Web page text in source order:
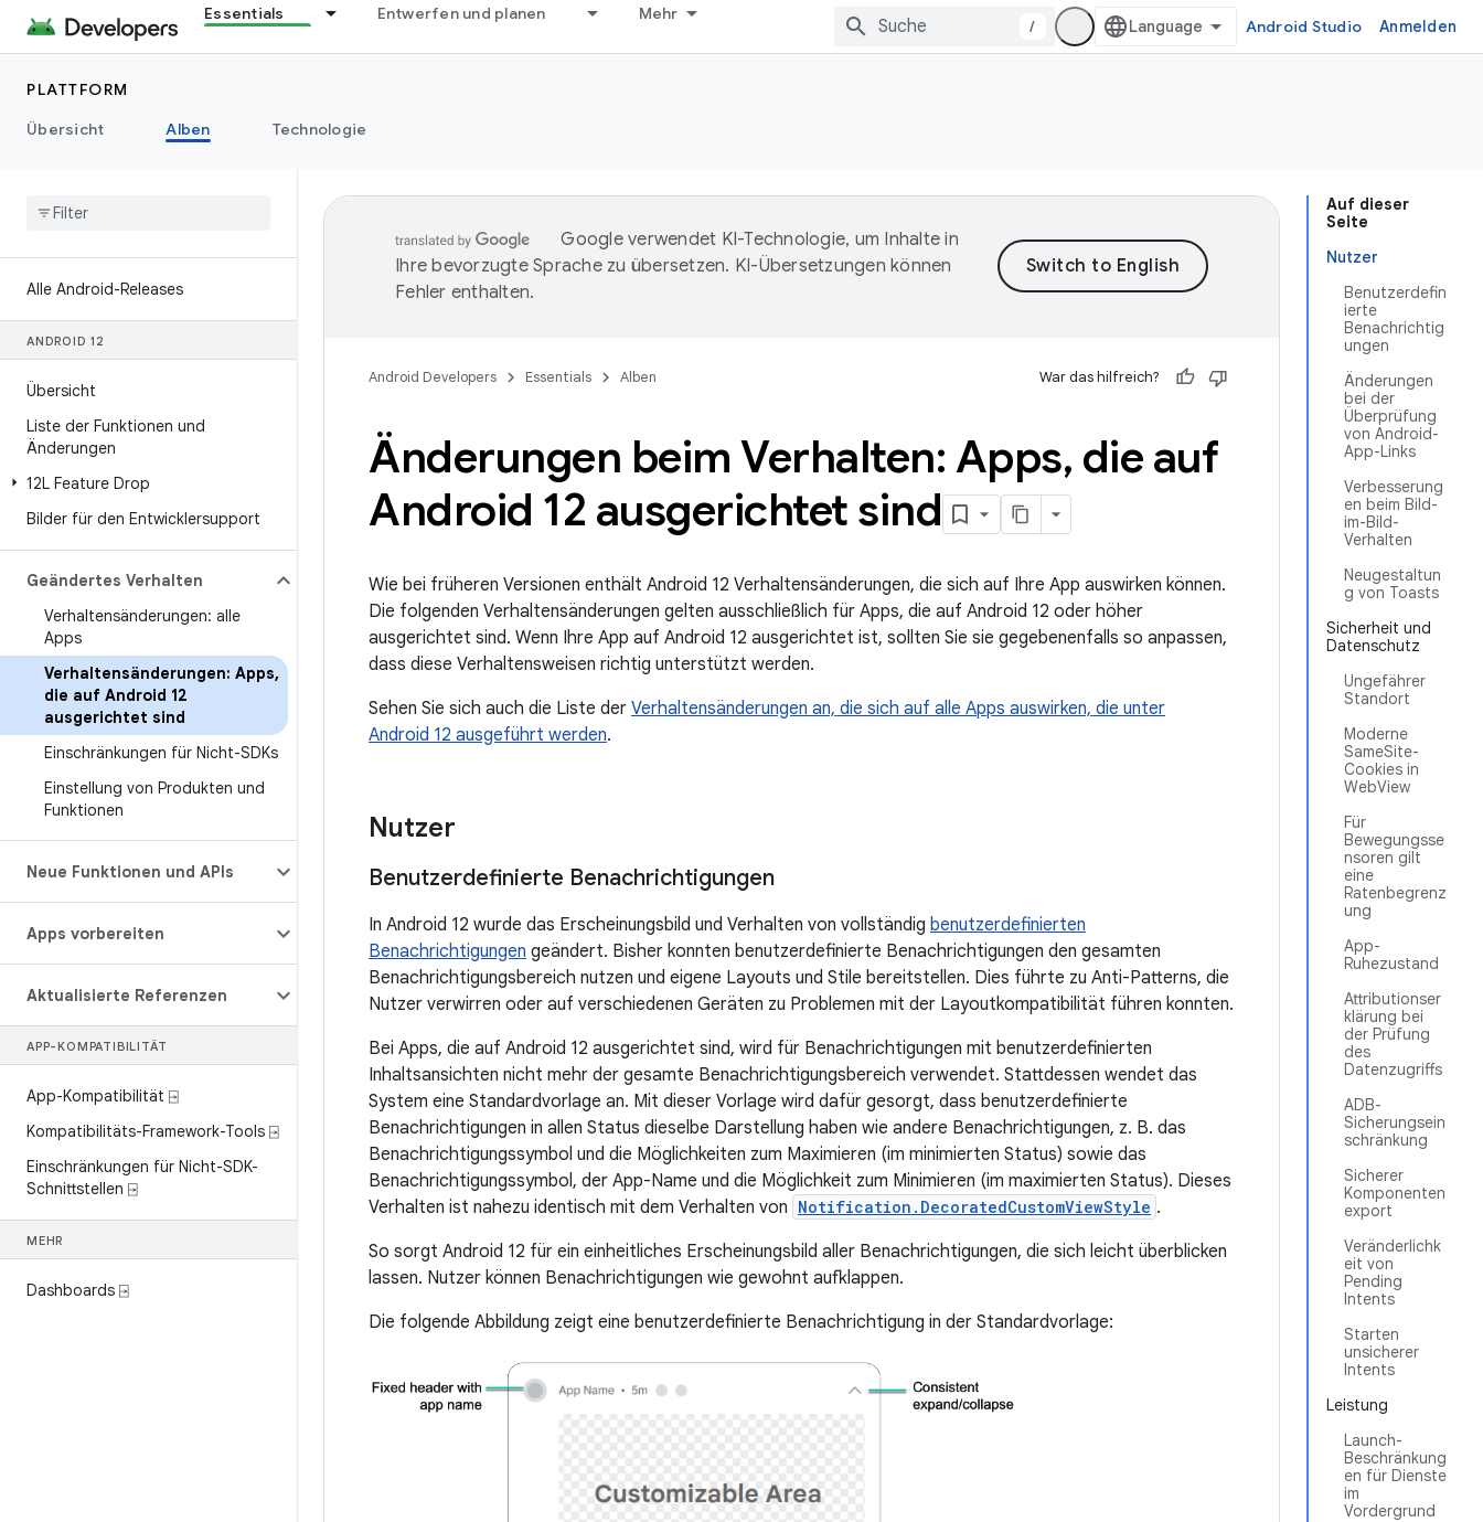
Essentials Entwerfen und planen Mehr
/ Android Studio Anmelden
PLATTFORM
Übersicht
Alben Technologie
Alle Android-Releases
ANDROID 12
Übersicht
Liste der Funktionen und
Änderungen
12L Feature Drop
Bilder für den Entwicklersupport
Geändertes Verhalten
Verhaltensänderungen: alle
Apps
Verhaltensänderungen: Apps,
die auf Android 12
ausgerichtet sind
Einschränkungen für Nicht-SDKs
Einstellung von Produkten und
Funktionen
Neue Funktionen und APIs
Apps vorbereiten
Aktualisierte Referenzen
APP-KOMPATIBILITÄT
App-Kompatibilität ⍈
Kompatibilitäts-Framework-Tools ⍈
Einschränkungen für Nicht-SDK-
Schnittstellen ⍈
MEHR
Dashboards ⍈
Auf dieser
Seite
Nutzer
Benutzerdefin
ierte
Benachrichtig
ungen
Änderungen
bei der
Überprüfung
von Android-
App-Links
Verbesserung
en beim Bild-
im-Bild-
Verhalten
Neugestaltun
g von Toasts
Sicherheit und
Datenschutz
Ungefährer
Standort
Moderne
SameSite-
Cookies in
WebView
Für
Bewegungsse
nsoren gilt
eine
Ratenbegrenz
ung
App-
Ruhezustand
Attributionser
klärung bei
der Prüfung
des
Datenzugriffs
ADB-
Sicherungsein
schränkung
Sicherer
Komponenten
export
Veränderlichk
eit von
Pending
Intents
Starten
unsicherer
Intents
Leistung
Launch-
Beschränkung
en für Dienste
im
Vordergrund
Google verwendet KI-Technologie, um Inhalte in
Ihre bevorzugte Sprache zu übersetzen. KI-Übersetzungen können
Fehler enthalten.
Android Developers Essentials Alben War das hilfreich?
Änderungen beim Verhalten: Apps, die auf
Android 12 ausgerichtet sind
Wie bei früheren Versionen enthält Android 12 Verhaltensänderungen, die sich auf Ihre App auswirken können.
Die folgenden Verhaltensänderungen gelten ausschließlich für Apps, die auf Android 12 oder höher
ausgerichtet sind. Wenn Ihre App auf Android 12 ausgerichtet ist, sollten Sie sie gegebenenfalls so anpassen,
dass diese Verhaltensweisen richtig unterstützt werden.
Sehen Sie sich auch die Liste der Verhaltensänderungen an, die sich auf alle Apps auswirken, die unter
Android 12 ausgeführt werden.
Nutzer
Benutzerdefinierte Benachrichtigungen
In Android 12 wurde das Erscheinungsbild und Verhalten von vollständig benutzerdefinierten
Benachrichtigungen geändert. Bisher konnten benutzerdefinierte Benachrichtigungen den gesamten
Benachrichtigungsbereich nutzen und eigene Layouts und Stile bereitstellen. Dies führte zu Anti-Patterns, die
Nutzer verwirren oder auf verschiedenen Geräten zu Problemen mit der Layoutkompatibilität führen konnten.
Bei Apps, die auf Android 12 ausgerichtet sind, wird für Benachrichtigungen mit benutzerdefinierten
Inhaltsansichten nicht mehr der gesamte Benachrichtigungsbereich verwendet. Stattdessen wendet das
System eine Standardvorlage an. Mit dieser Vorlage wird dafür gesorgt, dass benutzerdefinierte
Benachrichtigungen in allen Status dieselbe Darstellung haben wie andere Benachrichtigungen, z. B. das
Benachrichtigungssymbol und die Möglichkeiten zum Maximieren (im minimierten Status) sowie das
Benachrichtigungssymbol, der App-Name und die Möglichkeit zum Minimieren (im maximierten Status). Dieses
Verhalten ist nahezu identisch mit dem Verhalten von Notification.DecoratedCustomViewStyle .
So sorgt Android 12 für ein einheitliches Erscheinungsbild aller Benachrichtigungen, die sich leicht überblicken
lassen. Nutzer können Benachrichtigungen wie gewohnt aufklappen.
Die folgende Abbildung zeigt eine benutzerdefinierte Benachrichtigung in der Standardvorlage: